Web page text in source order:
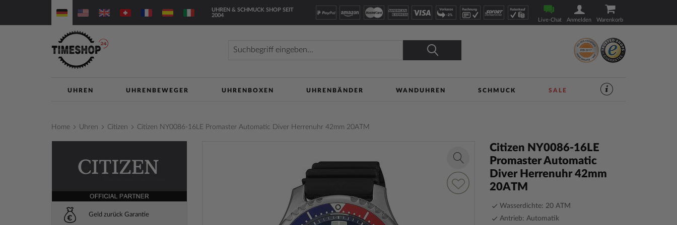
zum
UHREN & SCHMUCK SHOP SEIT
2004
Live-Chat Anmelden Warenkorb
Suche
UHREN UHRENBEWEGER UHRENBOXEN UHRENBÄNDER WANDUHREN SCHMUCK SALE
SERVICES
Home Uhren Citizen Citizen NY0086-16LE Promaster Automatic Diver Herrenuhr 42mm 20ATM
Geld zurück Garantie
Zoom
in
Zur
Wunschliste
Citizen NY0086-16LE
Promaster Automatic
Diver Herrenuhr 42mm
20ATM
Wasserdichte: 20 ATM
Antrieb: Automatik